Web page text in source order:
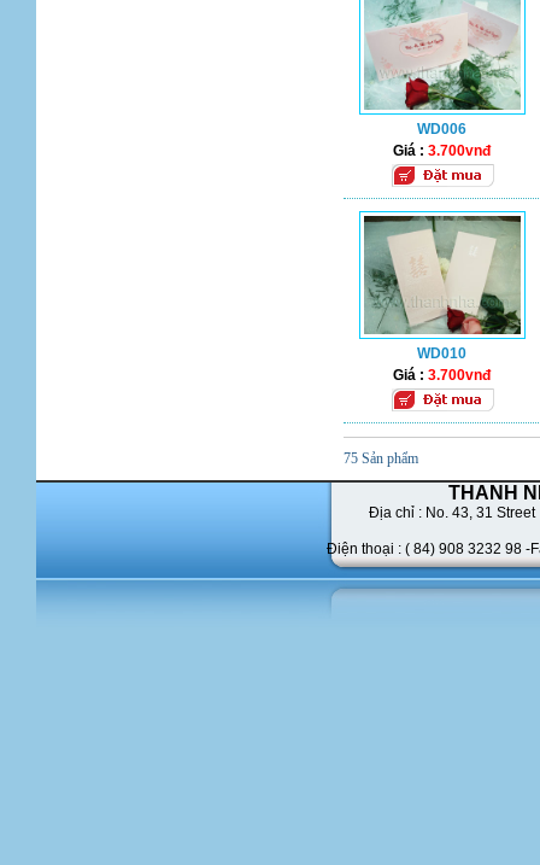
WD006
Giá :3.700vnđ
WD010
Giá :3.700vnđ
75 Sản phẩm
THANH
Địa chỉ : No. 43, 31 Street
Điện thoại : ( 84) 908 3232 98 -